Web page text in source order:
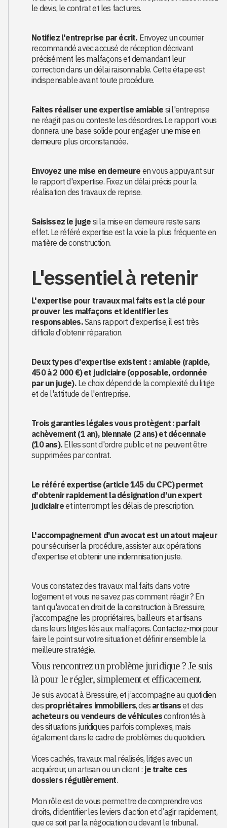
le devis, le contrat et les factures.
Notifiez l'entreprise par écrit. Envoyez un courrier
recommandé avec accusé de réception décrivant
précisément les malfaçons et demandant leur
correction dans un délai raisonnable. Cette étape est
indispensable avant toute procédure.
Faites réaliser une expertise amiable si l'entreprise
ne réagit pas ou conteste les désordres. Le rapport vous
donnera une base solide pour engager une mise en
demeure plus circonstanciée.
Envoyez une mise en demeure en vous appuyant sur
le rapport d'expertise. Fixez un délai précis pour la
réalisation des travaux de reprise.
Saisissez le juge si la mise en demeure reste sans
effet. Le référé expertise est la voie la plus fréquente en
matière de construction.
L'essentiel à retenir
L'expertise pour travaux mal faits est la clé pour
prouver les malfaçons et identifier les
responsables.Sans rapport d'expertise, il est très
difficile d'obtenir réparation.
Deux types d'expertise existent : amiable (rapide,
450 à 2 000 €) et judiciaire (opposable, ordonnée
par un juge).Le choix dépend de la complexité du litige
et de l'attitude de l'entreprise.
Trois garanties légales vous protègent : parfait
achèvement (1 an), biennale (2 ans) et décennale
(10 ans). Elles sont d'ordre public et ne peuvent être
supprimées par contrat.
Le référé expertise (article 145 du CPC) permet
d'obtenir rapidement la désignation d'un expert
judiciaireet interrompt les délais de prescription.
L'accompagnement d'un avocat est un atout majeur
pour sécuriser la procédure, assister aux opérations
d'expertise et obtenir une indemnisation juste.
Vous constatez des travaux mal faits dans votre
logement et vous ne savez pas comment réagir ? En
tant qu'avocat en droit de la construction à Bressuire,
j'accompagne les propriétaires, bailleurs et artisans
dans leurs litiges liés aux malfaçons.Contactez-moi pour
faire le point sur votre situation et définir ensemble la
meilleure stratégie.
Vous rencontrez un problème juridique ? Je suis
là pour le régler, simplement et efficacement.
Je suis avocat à Bressuire, et j’accompagne au quotidien
des propriétaires immobiliers, des artisanset des
acheteurs ou vendeurs de véhiculesconfrontés à
des situations juridiques parfois complexes, mais
également dans le cadre de problèmes du quotidien.
Vices cachés, travaux mal réalisés, litiges avec un
acquéreur, un artisan ou un client : je traite ces
dossiers régulièrement.
Mon rôle est de vous permettre de comprendre vos
droits, d’identifier les leviers d’action et d’agir rapidement,
que ce soit par la négociation ou devant le tribunal.